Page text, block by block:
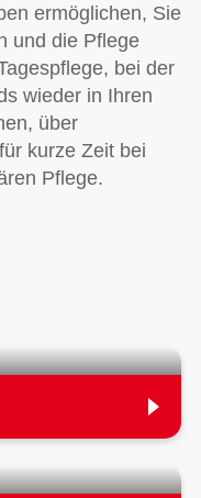
ermöglichen, Sie
und die Pflege
bei der
wieder in Ihren
über
kurze Zeit bei
Pflege.